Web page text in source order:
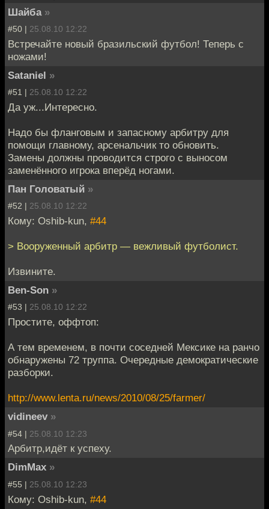
Шайба »
#50 | 25.08.10 12:22
Встречайте новый бразильский футбол! Теперь с
ножами!
Sataniel »
#51 | 25.08.10 12:22
Да уж...Интересно.
Надо бы фланговым и запасному арбитру для
помощи главному, арсенальчик то обновить.
Замены должны проводится строго с выносом
заменённого игрока вперёд ногами.
Пан Головатый »
#52 | 25.08.10 12:22
Кому: Oshib-kun, #44
> Вооруженный арбитр — вежливый футболист.
Извините.
Ben-Son »
#53 | 25.08.10 12:22
Простите, оффтоп:
А тем временем, в почти соседней Мексике на ранчо
обнаружены 72 труппа. Очередные демократические
разборки.
http://www.lenta.ru/news/2010/08/25/farmer/
vidineev »
#54 | 25.08.10 12:23
Арбитр,идёт к успеху.
DimMax »
#55 | 25.08.10 12:23
Кому: Oshib-kun, #44